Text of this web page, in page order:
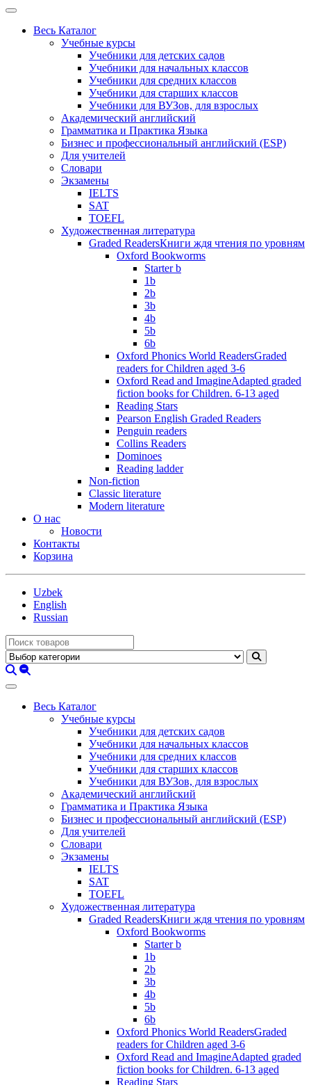
Весь Каталог
Учебные курсы
Учебники для детских садов
Учебники для начальных классов
Учебники для средних классов
Учебники для старших классов
Учебники для ВУЗов, для взрослых
Академический английский
Грамматика и Практика Языка
Бизнес и профессиональный английский (ESP)
Для учителей
Словари
Экзамены
IELTS
SAT
TOEFL
Художественная литература
Graded ReadersКниги ждя чтения по уровням
Oxford Bookworms
Starter b
1b
2b
3b
4b
5b
6b
Oxford Phonics World ReadersGraded
readers for Children aged 3-6
Oxford Read and ImagineAdapted graded
fiction books for Children. 6-13 aged
Reading Stars
Pearson English Graded Readers
Penguin readers
Collins Readers
Dominoes
Reading ladder
Non-fiction
Classic literature
Modern literature
О нас
Новости
Контакты
Корзина
Uzbek
English
Russian
Весь Каталог
Учебные курсы
Учебники для детских садов
Учебники для начальных классов
Учебники для средних классов
Учебники для старших классов
Учебники для ВУЗов, для взрослых
Академический английский
Грамматика и Практика Языка
Бизнес и профессиональный английский (ESP)
Для учителей
Словари
Экзамены
IELTS
SAT
TOEFL
Художественная литература
Graded ReadersКниги ждя чтения по уровням
Oxford Bookworms
Starter b
1b
2b
3b
4b
5b
6b
Oxford Phonics World ReadersGraded
readers for Children aged 3-6
Oxford Read and ImagineAdapted graded
fiction books for Children. 6-13 aged
Reading Stars